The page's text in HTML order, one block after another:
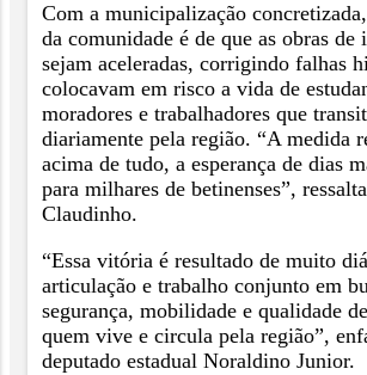
Com a municipalização
da comunidade é de que as obras de
sejam aceleradas, corrigindo falhas
colocavam em risco a vida de
moradores e trabalhadores que
diariamente pela região. “A medida
acima de tudo, a esperança de dias
para milhares de betinenses”,
Claudinho.
“Essa vitória é resultado de muito
articulação e trabalho conjunto em
segurança, mobilidade e qualidade
quem vive e circula pela região”,
deputado estadual Noraldino Junior.